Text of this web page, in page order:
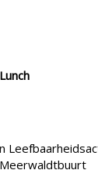
Lunch
n
Meerwaldtbuurt